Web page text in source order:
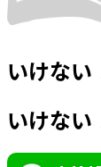
いけな
いけな